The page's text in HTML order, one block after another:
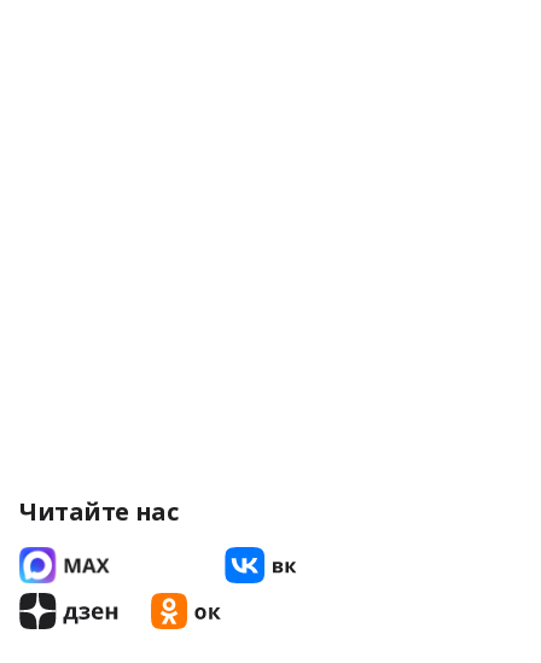
Читайте нас